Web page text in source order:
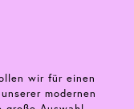
wir für einen
modernen